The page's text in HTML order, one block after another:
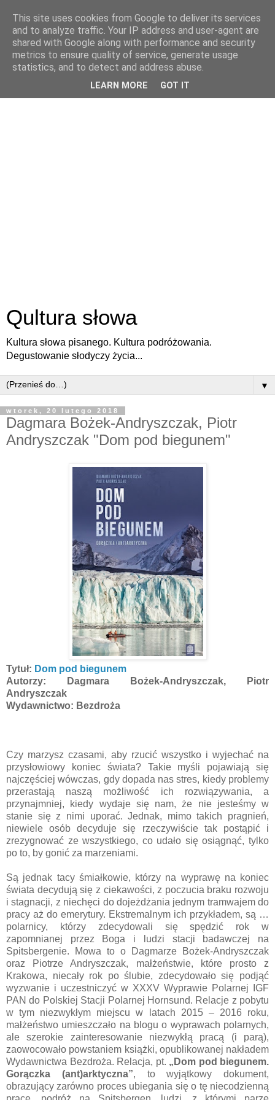
Qultura słowa
Kultura słowa pisanego. Kultura podróżowania.
Degustowanie słodyczy życia...
▼
wtorek, 20 lutego 2018
Dagmara Bożek-Andryszczak, Piotr
Andryszczak "Dom pod biegunem"
Tytuł: Dom pod biegunem
Autorzy: Dagmara Bożek-Andryszczak, Piotr
Andryszczak
Wydawnictwo: Bezdroża
Czy marzysz czasami, aby rzucić wszystko i wyjechać na
przysłowiowy koniec świata? Takie myśli pojawiają się
najczęściej wówczas, gdy dopada nas stres, kiedy problemy
przerastają naszą możliwość ich rozwiązywania, a
przynajmniej, kiedy wydaje się nam, że nie jesteśmy w
stanie się z nimi uporać. Jednak, mimo takich pragnień,
niewiele osób decyduje się rzeczywiście tak postąpić i
zrezygnować ze wszystkiego, co udało się osiągnąć, tylko
po to, by gonić za marzeniami.
Są jednak tacy śmiałkowie, którzy na wyprawę na koniec
świata decydują się z ciekawości, z poczucia braku rozwoju
i stagnacji, z niechęci do dojeżdżania jednym tramwajem do
pracy aż do emerytury. Ekstremalnym ich przykładem, są …
polarnicy, którzy zdecydowali się spędzić rok w
zapomnianej przez Boga i ludzi stacji badawczej na
Spitsbergenie. Mowa to o Dagmarze Bożek-Andryszczak
oraz Piotrze Andryszczak, małżeństwie, które prosto z
Krakowa, niecały rok po ślubie, zdecydowało się podjąć
wyzwanie i uczestniczyć w XXXV Wyprawie Polarnej IGF
PAN do Polskiej Stacji Polarnej Hornsund. Relacje z pobytu
w tym niezwykłym miejscu w latach 2015 – 2016 roku,
małżeństwo umieszczało na blogu o wyprawach polarnych,
ale szerokie zainteresowanie niezwykłą pracą (i parą),
zaowocowało powstaniem książki, opublikowanej nakładem
Wydawnictwa Bezdroża. Relacja, pt. „Dom pod biegunem.
Gorączka (ant)arktyczna”, to wyjątkowy dokument,
obrazujący zarówno proces ubiegania się o tę niecodzienną
This site uses cookies from Google to deliver its services
and to analyze traffic. Your IP address and user-agent are
shared with Google along with performance and security
metrics to ensure quality of service, generate usage
statistics, and to detect and address abuse.
LEARN MORE GOT IT